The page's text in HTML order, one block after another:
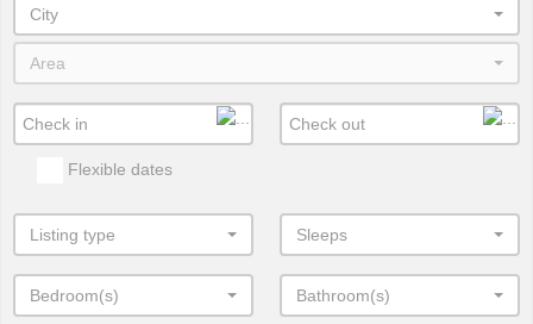
City
Area
Flexible dates
Listing type Sleeps
Bedroom(s) Bathroom(s)